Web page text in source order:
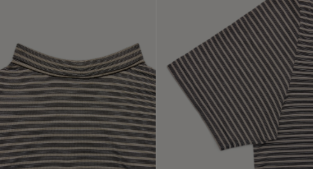
Berluti 优先采用环保包装，不含原始化石塑料，全都使用可持
续和回收材料制成。
我们的匠心承诺
承袭创始人Alessandro Berluti兼具制靴与修鞋的匠艺传承，
Berluti自诞生之初便秉持循环理念，悉心为顾客提供养护与修
复服务，令每件作品的生命得以延续。 无论是鞋履、皮具，还
是成衣，我们的工坊皆提供多样化的修复与保养服务，令每件
作品皆能优雅长久地陪伴在顾客身边。
延续作品的生命力